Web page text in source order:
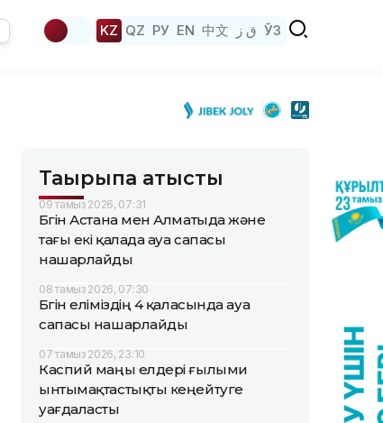
KZ QZ РУ EN 中文 ق ز ЎЗ
Тақырыпқа қатысты
09 тамыз 2026, 07:31
Бүгін Астана мен Алматыда және
тағы екі қалада ауа сапасы
нашарлайды
08 тамыз 2026, 07:30
Бүгін еліміздің 4 қаласында ауа
сапасы нашарлайды
07 тамыз 2026, 23:10
Каспий маңы елдері ғылыми
ынтымақтастықты кеңейтуге
уағдаласты